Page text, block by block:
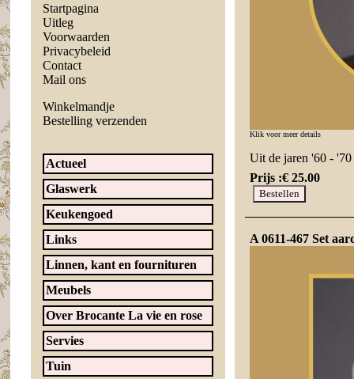
Startpagina
Uitleg
Voorwaarden
Privacybeleid
Contact
Mail ons
Winkelmandje
Bestelling verzenden
Actueel
Glaswerk
Keukengoed
Links
Linnen, kant en fournituren
Meubels
Over Brocante La vie en rose
Servies
Tuin
Klik voor meer details
Uit de jaren '60 - '70
Prijs :€ 25.00
A 0611-467 Set